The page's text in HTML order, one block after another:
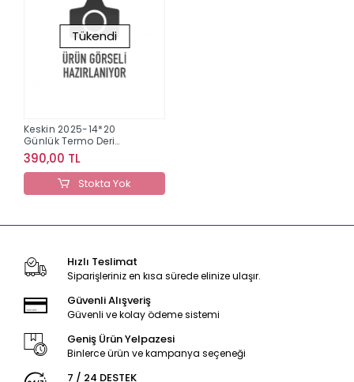
Tükendi
Keskin 2025-14*20
Günlük Termo Deri
Ajanda-Siyah
390,00 TL
Stokta Yok
Hızlı Teslimat
Siparişleriniz en kısa sürede elinize ulaşır.
Güvenli Alışveriş
Güvenli ve kolay ödeme sistemi
Geniş Ürün Yelpazesi
Binlerce ürün ve kampanya seçeneği
7 / 24 DESTEK